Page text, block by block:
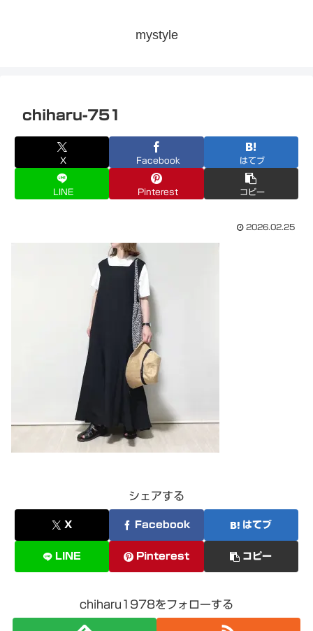
mystyle
chiharu-751
X Facebook はてブ
LINE Pinterest コピー
2026.02.25
シェアする
X Facebook はてブ
LINE Pinterest コピー
chiharu1978をフォローする